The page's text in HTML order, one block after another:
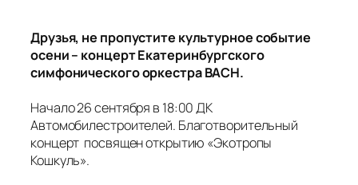
Друзья, не пропустите культурное событие
осени – концерт Екатеринбургского
симфонического оркестра BACH.
Начало 26 сентября в 18:00 ДК
Автомобилестроителей. Благотворительный
концерт посвящен открытию «Экотропы
Кошкуль».